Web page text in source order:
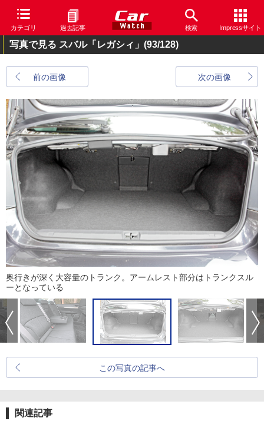
カテゴリ 過去記事 検索 Impressサイト
写真で見る スバル「レガシィ」 (93/128)
前の画像 次の画像
奥行きが深く大容量のトランク。アームレスト部分はトランクスル
ーとなっている
この写真の記事へ
関連記事